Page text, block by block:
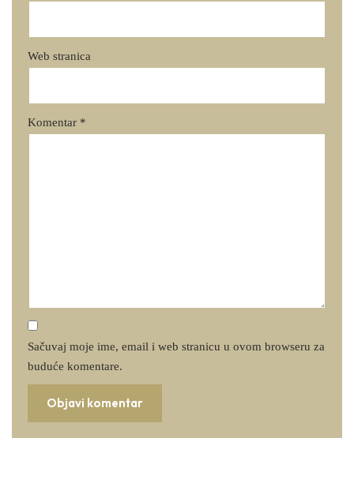
Web stranica
Komentar *
Sačuvaj moje ime, email i web stranicu u ovom browseru za
buduće komentare.